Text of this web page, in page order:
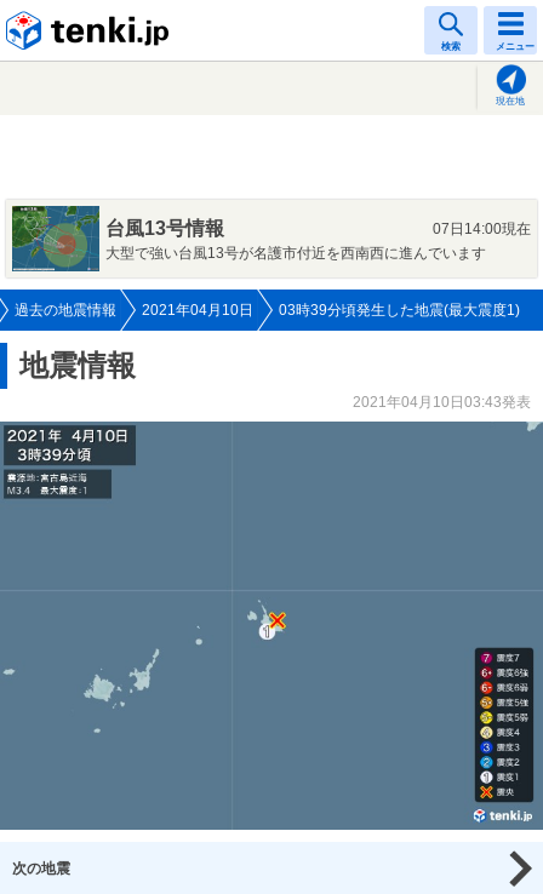
検索 メニュー
現在地
台風13号情報
07日14:00現在
大型で強い台風13号が名護市付近を西南西に進んでいます
過去の地震情報 2021年04月10日 03時39分頃発生した地震(最大震度1)
地震情報
2021年04月10日03:43発表
次の地震